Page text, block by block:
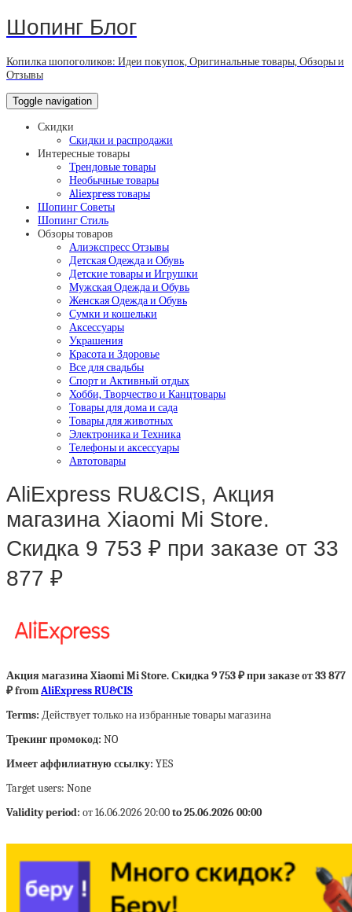
Шопинг Блог
Копилка шопоголиков: Идеи покупок, Оригинальные товары, Обзоры и
Отзывы
Toggle navigation
Скидки
Скидки и распродажи
Интересные товары
Трендовые товары
Необычные товары
Aliexpress товары
Шопинг Советы
Шопинг Стиль
Обзоры товаров
Алиэкспресс Отзывы
Детская Одежда и Обувь
Детские товары и Игрушки
Мужская Одежда и Обувь
Женская Одежда и Обувь
Сумки и кошельки
Аксессуары
Украшения
Красота и Здоровье
Все для свадьбы
Спорт и Активный отдых
Хобби, Творчество и Канцтовары
Товары для дома и сада
Товары для животных
Электроника и Техника
Телефоны и аксессуары
Автотовары
AliExpress RU&CIS, Акция
магазина Xiaomi Mi Store.
Скидка 9 753 ₽ при заказе от 33
877 ₽
Акция магазина Xiaomi Mi Store. Скидка 9 753 ₽ при заказе от 33 877
₽ fromAliExpress RU&CIS
Terms: Действует только на избранные товары магазина
Трекинг промокод: NO
Имеет аффилиатную ссылку: YES
Target users: None
Validity period: от 16.06.2026 20:00to 25.06.2026 00:00